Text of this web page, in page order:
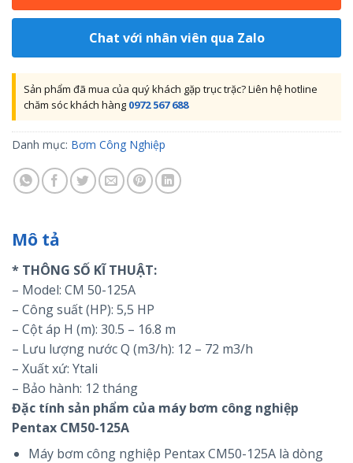
Chat với nhân viên qua Zalo
Sản phẩm đã mua của quý khách gặp trục trặc? Liên hệ hotline
chăm sóc khách hàng 0972 567 688
Danh mục: Bơm Công Nghiệp
Mô tả
* THÔNG SỐ KĨ THUẬT:
– Model: CM 50-125A
– Công suất (HP): 5,5 HP
– Cột áp H (m): 30.5 – 16.8 m
– Lưu lượng nước Q (m3/h): 12 – 72 m3/h
– Xuất xứ: Ytali
– Bảo hành: 12 tháng
Đặc tính sản phẩm của máy bơm công nghiệp
Pentax CM50-125A
Máy bơm công nghiệp Pentax CM50-125A là dòng